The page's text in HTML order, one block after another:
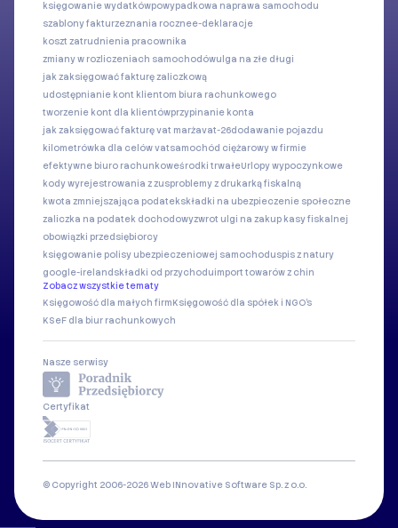
księgowanie wydatkówpowypadkowa naprawa samochodu
szablony fakturzeznania rocznee-deklaracje
koszt zatrudnienia pracownika
zmiany w rozliczeniach samochodówulga na złe długi
jak zaksięgować fakturę zaliczkową
udostępnianie kont klientom biura rachunkowego
tworzenie kont dla klientówprzypinanie konta
jak zaksięgować fakturę vat marżavat-26dodawanie pojazdu
kilometrówka dla celów vatsamochód ciężarowy w firmie
efektywne biuro rachunkoweśrodki trwałeUrlopy wypoczynkowe
kody wyrejestrowania z zusproblemy z drukarką fiskalną
kwota zmniejszająca podatekskładki na ubezpieczenie społeczne
zaliczka na podatek dochodowyzwrot ulgi na zakup kasy fiskalnej
obowiązki przedsiębiorcy
księgowanie polisy ubezpieczeniowej samochoduspis z natury
google-irelandskładki od przychoduimport towarów z chin
Zobacz wszystkie tematy
Księgowość dla małych firmKsięgowość dla spółek i NGO's
KSeF dla biur rachunkowych
Nasze serwisy
Certyfikat
© Copyright 2006-2026 Web INnovative Software Sp. z o.o.